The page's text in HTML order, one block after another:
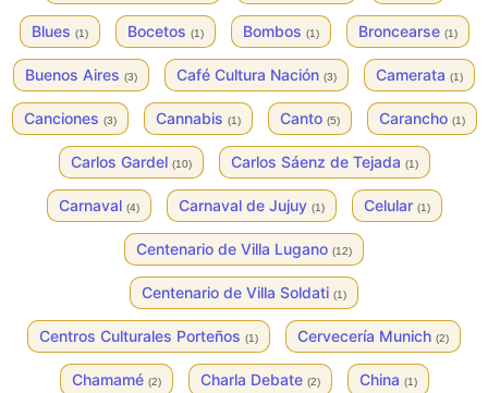
Blues (1) Bocetos (1) Bombos (1) Broncearse (1)
Buenos Aires (3) Café Cultura Nación (3) Camerata (1)
Canciones (3) Cannabis (1) Canto (5) Carancho (1)
Carlos Gardel (10) Carlos Sáenz de Tejada (1)
Carnaval (4) Carnaval de Jujuy (1) Celular (1)
Centenario de Villa Lugano (12)
Centenario de Villa Soldati (1)
Centros Culturales Porteños (1) Cervecería Munich (2)
Chamamé (2) Charla Debate (2) China (1)